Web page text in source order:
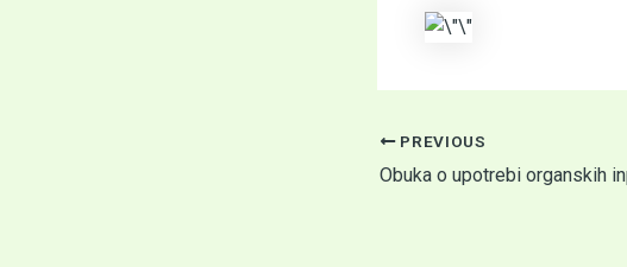
PREVIOUS